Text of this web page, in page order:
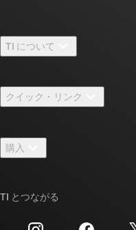
TI について
採用情報
ニュース
イベント
クイック・リンク
TI E2E™ 設計サポート・
クロスリファレンス検索
カスタマー・サポート・
購入
TI とつながる